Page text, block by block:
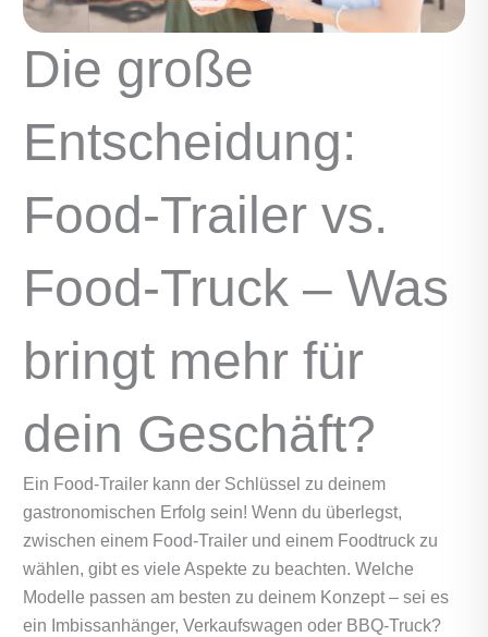
Die große
Entscheidung:
Food‑Trailer vs.
Food‑Truck – Was
bringt mehr für
dein Geschäft?
Ein Food‑Trailer kann der Schlüssel zu deinem
gastronomischen Erfolg sein! Wenn du überlegst,
zwischen einem Food‑Trailer und einem Foodtruck zu
wählen, gibt es viele Aspekte zu beachten. Welche
Modelle passen am besten zu deinem Konzept – sei es
ein Imbissanhänger, Verkaufswagen oder BBQ-Truck?